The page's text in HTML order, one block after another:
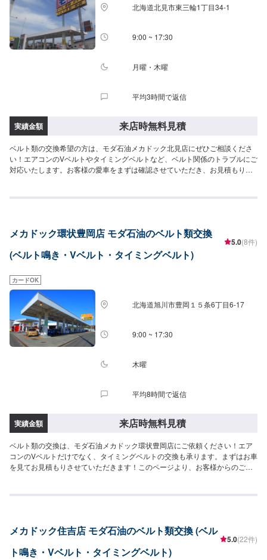
北海道北見市東三輪1丁目34-1
9:00 ~ 17:30
月曜・木曜
平均3時間で返信
実績金額 来店時無料見積
ベルト類の交換希望の方は、モダ石油メカドック北見店にぜひご相談くださ
い！エアコンのVベルトやタイミングベルトなど、ベルト関係のトラブルにご
対応いたします。お客様の愛車をまずは確認させていただき、お見積もりを
メカドック環状豊岡店 モダ石油のベルト類交換
(ベルト鳴き・Vベルト・タイミングベルト)
5.0(8件)
カードOK
北海道旭川市豊岡１５条6丁目6-17
9:00 ~ 17:30
木曜
平均8時間で返信
実績金額 来店時無料見積
ベルト類の交換は、モダ石油メカドック環状豊岡店にご依頼ください！エア
コンのVベルトだけでなく、タイミングベルトの交換も承ります。まずはお車
を見てお見積もりさせていただきます！このページより、お客様からのご依
メカドック住吉店 モダ石油のベルト類交換 (ベル
ト鳴き・Vベルト・タイミングベルト)
5.0(22件)